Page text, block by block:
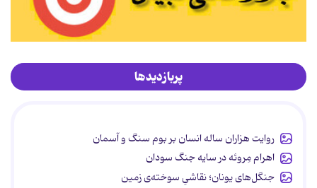
پربازدیدها
روایت هزاران ساله انسان بر بوم سنگ و آسمان
اهرام مِروئه در سایه جنگ سودان
جنگل‌های یونان؛ نقاشیِ سوخته‌ی زمین